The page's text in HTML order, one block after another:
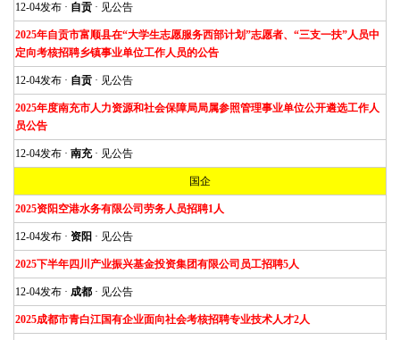
12-04发布 · 自贡 · 见公告
2025年自贡市富顺县在“大学生志愿服务西部计划”志愿者、“三支一扶”人员中
定向考核招聘乡镇事业单位工作人员的公告
12-04发布 · 自贡 · 见公告
2025年度南充市人力资源和社会保障局局属参照管理事业单位公开遴选工作人
员公告
12-04发布 · 南充· 见公告
国企
2025资阳空港水务有限公司劳务人员招聘1人
12-04发布 · 资阳 · 见公告
2025下半年四川产业振兴基金投资集团有限公司员工招聘5人
12-04发布 · 成都 · 见公告
2025成都市青白江国有企业面向社会考核招聘专业技术人才2人